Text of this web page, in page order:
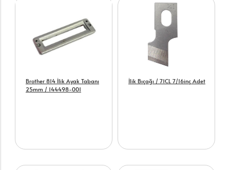
Brother 814 İlik Ayak Tabanı
25mm / 144498-001
İlik Bıçağı / 71CL 7/16inç Adet